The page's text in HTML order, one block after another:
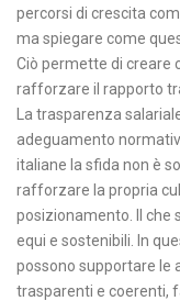
percorsi di crescita
ma spiegare come
Ciò permette di creare
rafforzare il rapporto
La trasparenza
adeguamento
italiane la sfida non è
rafforzare la propria
posizionamento. Il che
equi e sostenibili. In
possono supportare le
trasparenti e coerenti,